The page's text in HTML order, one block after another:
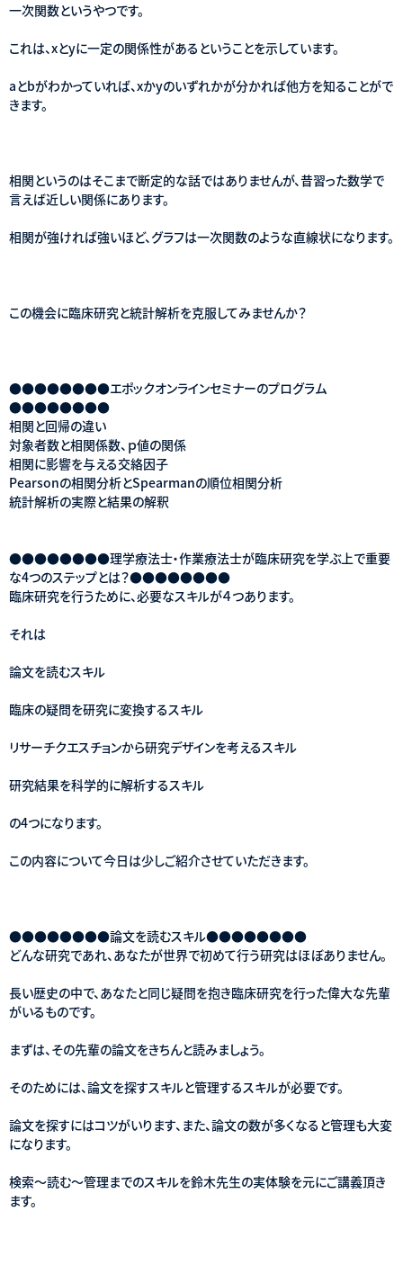
一次関数というやつです。
これは、xとyに一定の関係性があるということを示しています。
aとbがわかっていれば、xかyのいずれかが分かれば他方を知ることがで
きます。
相関というのはそこまで断定的な話ではありませんが、昔習った数学で
言えば近しい関係にあります。
相関が強ければ強いほど、グラフは一次関数のような直線状になります。
この機会に臨床研究と統計解析を克服してみませんか？
●●●●●●●●エポックオンラインセミナーのプログラム
●●●●●●●●
相関と回帰の違い
対象者数と相関係数、ｐ値の関係
相関に影響を与える交絡因子
Pearsonの相関分析とSpearmanの順位相関分析
統計解析の実際と結果の解釈
●●●●●●●●理学療法士・作業療法士が臨床研究を学ぶ上で重要
な4つのステップとは？●●●●●●●●
臨床研究を行うために、必要なスキルが４つあります。
それは
論文を読むスキル
臨床の疑問を研究に変換するスキル
リサーチクエスチョンから研究デザインを考えるスキル
研究結果を科学的に解析するスキル
の4つになります。
この内容について今日は少しご紹介させていただきます。
●●●●●●●●論文を読むスキル●●●●●●●●
どんな研究であれ、あなたが世界で初めて行う研究はほぼありません。
長い歴史の中で、あなたと同じ疑問を抱き臨床研究を行った偉大な先輩
がいるものです。
まずは、その先輩の論文をきちんと読みましょう。
そのためには、論文を探すスキルと管理するスキルが必要です。
論文を探すにはコツがいります、また、論文の数が多くなると管理も大変
になります。
検索～読む～管理までのスキルを鈴木先生の実体験を元にご講義頂き
ます。